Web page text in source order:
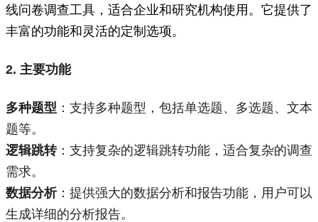
线问卷调查工具，适合企业和研究机构使用。它提供了
丰富的功能和灵活的定制选项。
2. 主要功能
多种题型 ：支持多种题型，包括单选题、多选题、文本
题等。
逻辑跳转：支持复杂的逻辑跳转功能，适合复杂的调查
需求。
数据分析：提供强大的数据分析和报告功能，用户可以
生成详细的分析报告。